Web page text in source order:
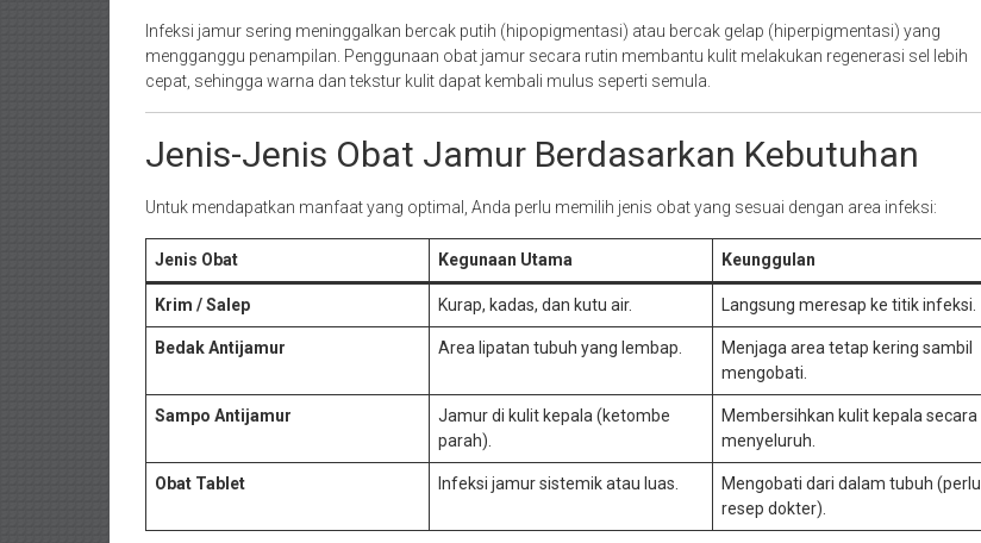
Infeksi jamur sering meninggalkan bercak putih (hipopigmentasi) atau bercak gelap (hiperpigmentasi) yang
mengganggu penampilan. Penggunaan obat jamur secara rutin membantu kulit melakukan regenerasi sel lebih
cepat, sehingga warna dan tekstur kulit dapat kembali mulus seperti semula.
Jenis-Jenis Obat Jamur Berdasarkan Kebutuhan
Untuk mendapatkan manfaat yang optimal, Anda perlu memilih jenis obat yang sesuai dengan area infeksi:
Jenis Obat Kegunaan Utama Keunggulan
Krim / Salep Kurap, kadas, dan kutu air. Langsung meresap ke titik infeksi.
Bedak Antijamur Area lipatan tubuh yang lembap.
Menjaga area tetap kering sambil
mengobati.
Sampo Antijamur
Jamur di kulit kepala (ketombe
parah).
Membersihkan kulit kepala secara
menyeluruh.
Obat Tablet Infeksi jamur sistemik atau luas.
Mengobati dari dalam tubuh (perlu
resep dokter).